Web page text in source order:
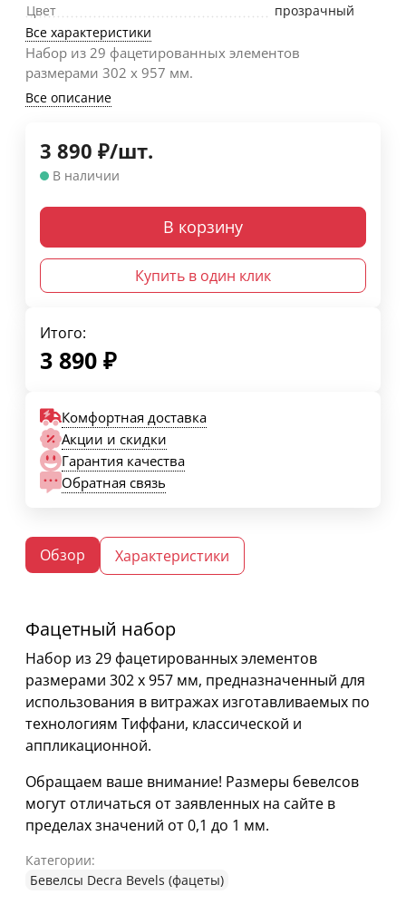
Цвет
прозрачный
Все характеристики
Набор из 29 фацетированных элементов
размерами 302 х 957 мм.
Все описание
3 890 ₽/шт.
В наличии
В корзину
Купить в один клик
Итого:
3 890 ₽
Комфортная доставка
Акции и скидки
Гарантия качества
Обратная связь
Обзор Характеристики
Фацетный набор
Набор из 29 фацетированных элементов
размерами 302 х 957 мм, предназначенный для
использования в витражах изготавливаемых по
технологиям Тиффани, классической и
аппликационной.
Обращаем ваше внимание! Размеры бевелсов
могут отличаться от заявленных на сайте в
пределах значений от 0,1 до 1 мм.
Категории:
Бевелсы Decra Bevels (фацеты)